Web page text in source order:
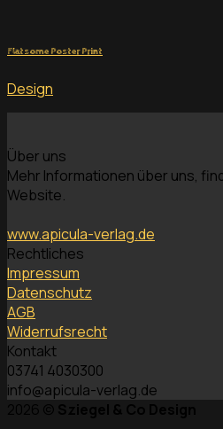
Flatsome Poster Print
Design
Über uns
Mehr Informationen über uns,
Website.
www.apicula-verlag.de
Rechtliches
Impressum
Datenschutz
AGB
Widerrufsrecht
Kontakt
03741 4030300
info@apicula-verlag.de